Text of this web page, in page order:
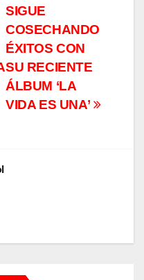
SIGUE
COSECHANDO
ÉXITOS CON
SU RECIENTE
ÁLBUM ‘LA
VIDA ES UNA’